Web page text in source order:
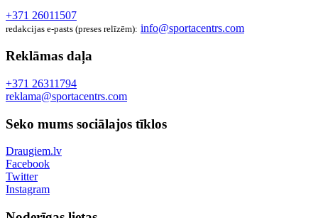
+371 26011507
redakcijas e-pasts (preses relīzēm): info@sportacentrs.com
Reklāmas daļa
+371 26311794
reklama@sportacentrs.com
Seko mums sociālajos tīklos
Draugiem.lv
Facebook
Twitter
Instagram